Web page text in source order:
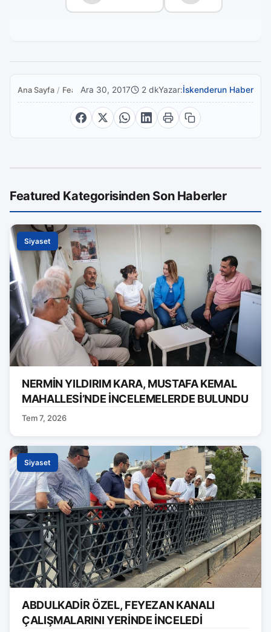
Ana Sayfa / FeaturedAra 30, 2017 2 dkYazar:İskenderun Haber
Featured Kategorisinden Son Haberler
Siyaset
NERMİN YILDIRIM KARA, MUSTAFA KEMAL
MAHALLESİ’NDE İNCELEMELERDE BULUNDU
Tem 7, 2026
Siyaset
ABDULKADİR ÖZEL, FEYEZAN KANALI
ÇALIŞMALARINI YERİNDE İNCELEDİ